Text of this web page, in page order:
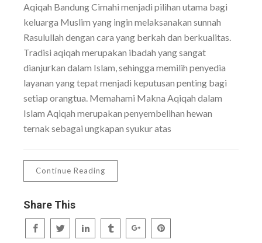
Aqiqah Bandung Cimahi menjadi pilihan utama bagi
keluarga Muslim yang ingin melaksanakan sunnah
Rasulullah dengan cara yang berkah dan berkualitas.
Tradisi aqiqah merupakan ibadah yang sangat
dianjurkan dalam Islam, sehingga memilih penyedia
layanan yang tepat menjadi keputusan penting bagi
setiap orangtua. Memahami Makna Aqiqah dalam
Islam Aqiqah merupakan penyembelihan hewan
ternak sebagai ungkapan syukur atas
Continue Reading
Share This